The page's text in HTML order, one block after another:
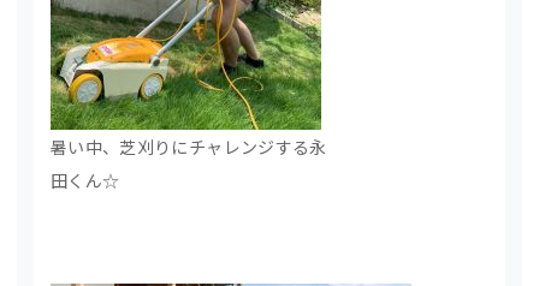
暑い中、芝刈りにチャレンジする永
田くん☆